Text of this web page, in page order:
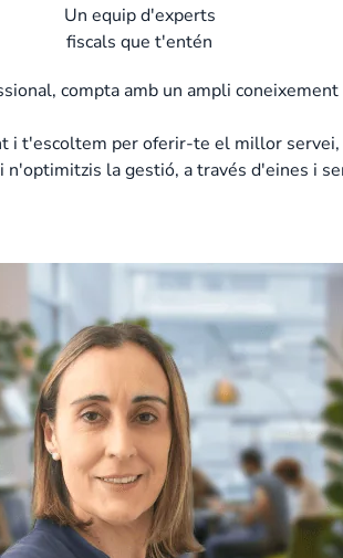
Un equip d'experts
fiscals que t'entén
compta amb un ampli
t'escoltem per oferir-te el millor
la gestió, a través d'eines i